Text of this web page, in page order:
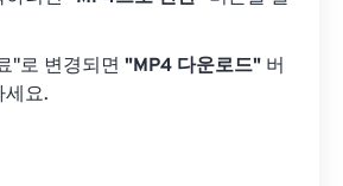
"로 변경되면 "MP4 다운로드" 버
세요.